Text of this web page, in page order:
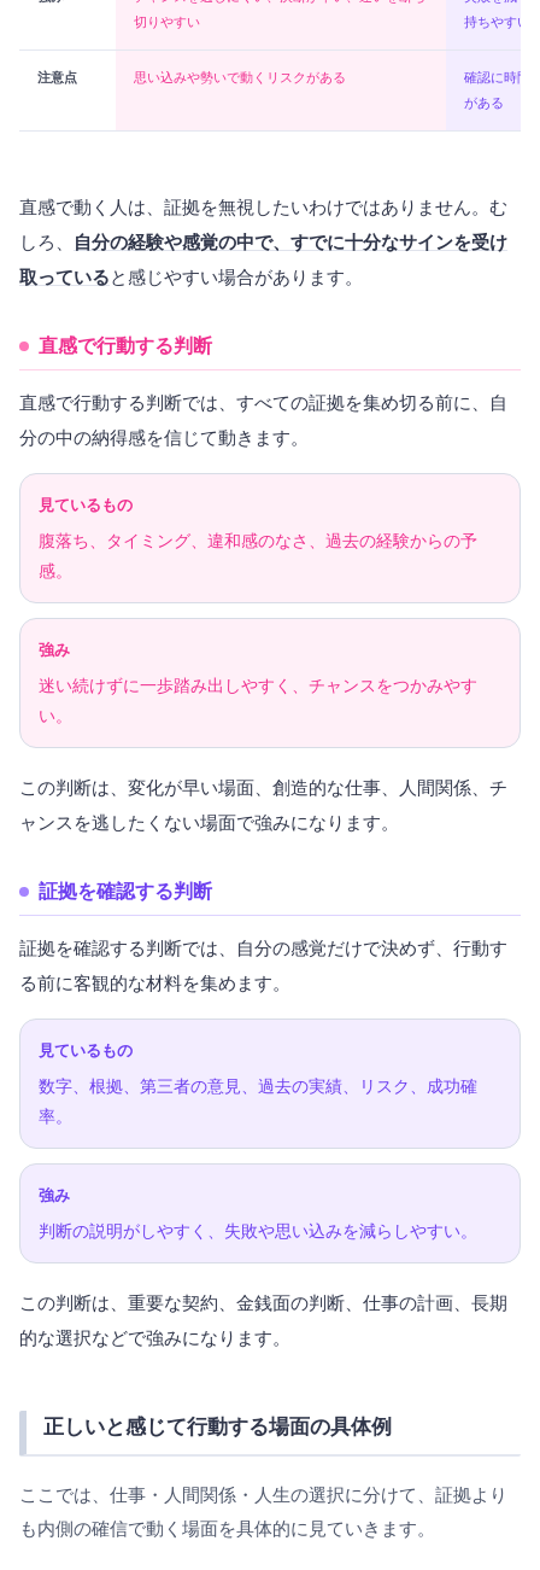
切りやすい
持ちやすい
注意点 思い込みや勢いで動くリスクがある
確認に時間
がある
直感で動く人は、証拠を無視したいわけではありません。む
しろ、
自分の経験や感覚の中で、すでに十分なサインを受け
取っていると感じやすい場合があります。
直感で行動する判断
直感で行動する判断では、すべての証拠を集め切る前に、自
分の中の納得感を信じて動きます。
見ているもの
腹落ち、タイミング、違和感のなさ、過去の経験からの予
感。
強み
迷い続けずに一歩踏み出しやすく、チャンスをつかみやす
い。
この判断は、変化が早い場面、創造的な仕事、人間関係、チ
ャンスを逃したくない場面で強みになります。
証拠を確認する判断
証拠を確認する判断では、自分の感覚だけで決めず、行動す
る前に客観的な材料を集めます。
見ているもの
数字、根拠、第三者の意見、過去の実績、リスク、成功確
率。
強み
判断の説明がしやすく、失敗や思い込みを減らしやすい。
この判断は、重要な契約、金銭面の判断、仕事の計画、長期
的な選択などで強みになります。
正しいと感じて行動する場面の具体例
ここでは、仕事・人間関係・人生の選択に分けて、証拠より
も内側の確信で動く場面を具体的に見ていきます。